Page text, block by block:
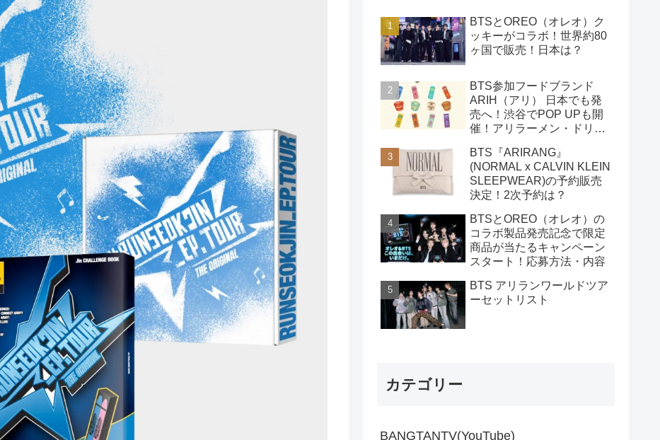
BTSとOREO（オレオ）ク
ッキーがコラボ！世界約80
ヶ国で販売！日本は？
BTS参加フードブランド
ARIH（アリ） 日本でも発
売へ！渋谷でPOP UPも開
催！アリラーメン・ドリン
BTS『ARIRANG』
(NORMAL x CALVIN KLEIN
SLEEPWEAR)の予約販売
決定！2次予約は？
BTSとOREO（オレオ）の
コラボ製品発売記念で限定
商品が当たるキャンペーン
スタート！応募方法・内容
BTS アリランワールドツア
ーセットリスト
カテゴリー
BANGTANTV(YouTube)